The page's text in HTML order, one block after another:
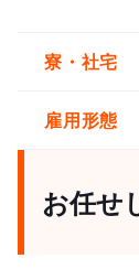
寮・社宅
雇用形態
お任せ